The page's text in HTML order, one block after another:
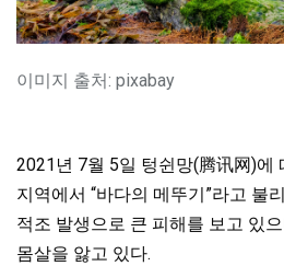
이미지 출처: pixabay
2021년 7월 5일 텅쉰망(腾讯网)에
지역에서 “바다의 메뚜기”라고 불
적조 발생으로 큰 피해를 보고 있
몸살을 앓고 있다.